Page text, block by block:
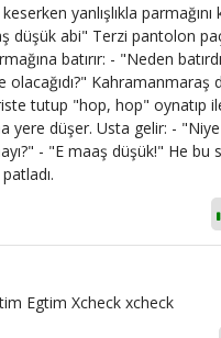
yanlışlıkla
düşük abi" Terzi pantolon
batırır: - "Neden
olacağıdı?" Kahramanmaraş
tutup "hop, hop" oynatıp
yere düşer. Usta gelir: -
- "E maaş düşük!" He bu
Egtim Xcheck xcheck